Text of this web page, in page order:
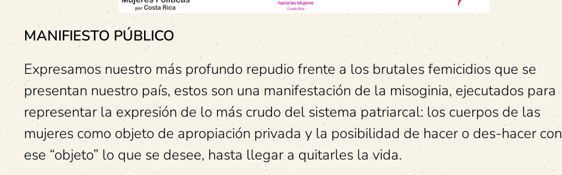
MANIFIESTO PÚBLICO
Expresamos nuestro más profundo repudio frente a los brutales femicidios que se
presentan nuestro país, estos son una manifestación de la misoginia, ejecutados para
representar la expresión de lo más crudo del sistema patriarcal: los cuerpos de las
mujeres como objeto de apropiación privada y la posibilidad de hacer o des-hacer con
ese “objeto” lo que se desee, hasta llegar a quitarles la vida.